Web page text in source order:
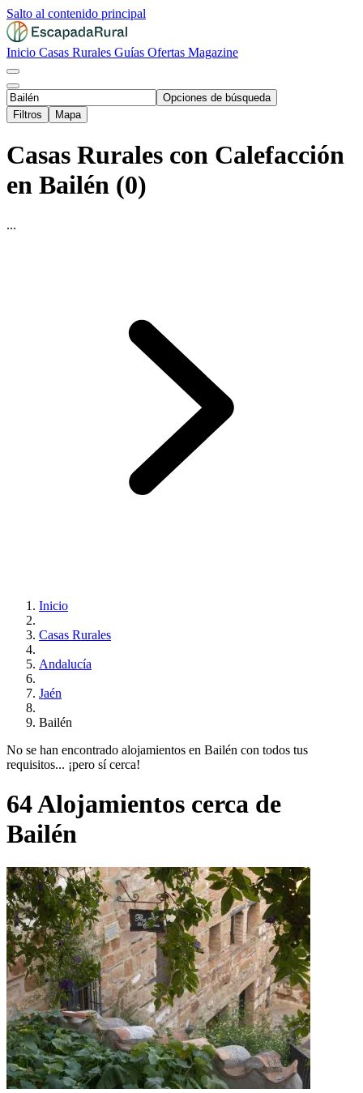
Salto al contenido principal
Inicio Casas Rurales Guías Ofertas Magazine
Opciones de búsqueda
Filtros
Mapa
Casas Rurales con Calefacción
en Bailén (0)
...
Inicio
Casas Rurales
Andalucía
Jaén
Bailén
No se han encontrado alojamientos en Bailén con todos tus
requisitos... ¡pero sí cerca!
64 Alojamientos cerca de
Bailén